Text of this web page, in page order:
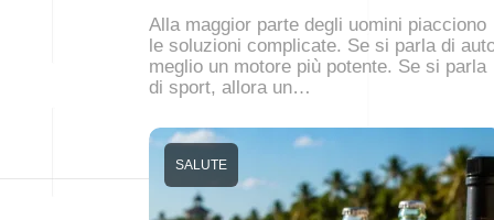
Alla maggior parte degli uomini piacciono
le soluzioni complicate. Se si parla di
meglio un motore più potente. Se si parla
di sport, allora un…
SALUTE